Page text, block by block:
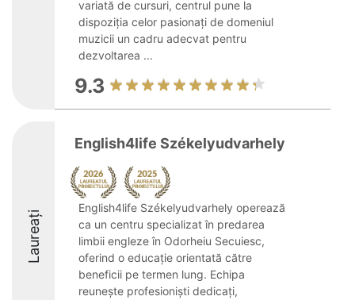
variată de cursuri, centrul pune la
dispoziția celor pasionați de domeniul
muzicii un cadru adecvat pentru
dezvoltarea ...
9.3
Laureați
English4life Székelyudvarhely
English4life Székelyudvarhely operează
ca un centru specializat în predarea
limbii engleze în Odorheiu Secuiesc,
oferind o educație orientată către
beneficii pe termen lung. Echipa
reunește profesioniști dedicați,